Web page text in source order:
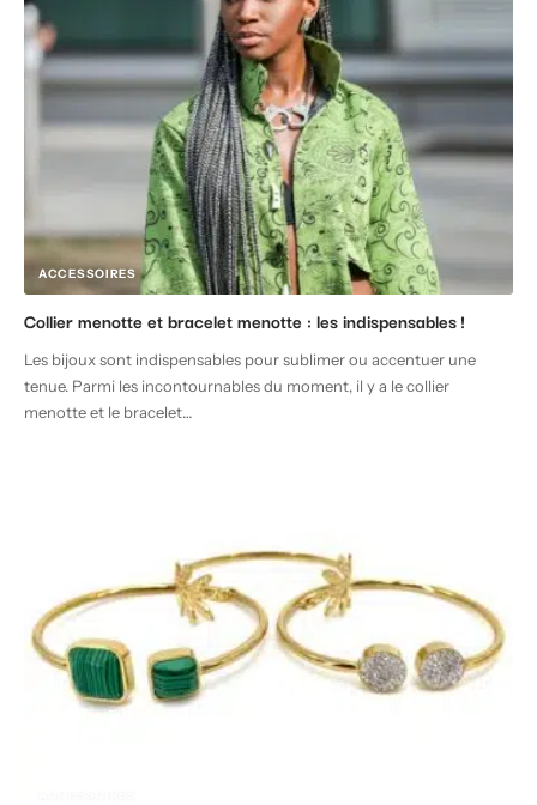
ACCESSOIRES
Collier menotte et bracelet menotte : les indispensables !
Les bijoux sont indispensables pour sublimer ou accentuer une
tenue. Parmi les incontournables du moment, il y a le collier
menotte et le bracelet…